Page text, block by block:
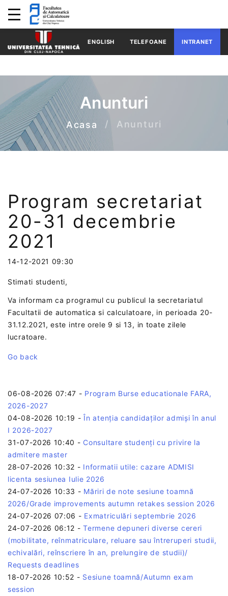
ENGLISH TELEFOANE INTRANET
Anunturi
Acasa Anunturi
Program secretariat
20-31 decembrie
2021
14-12-2021 09:30
Stimati studenti,
Va informam ca programul cu publicul la secretariatul
Facultatii de automatica si calculatoare, in perioada 20-
31.12.2021, este intre orele 9 si 13, in toate zilele
lucratoare.
Go back
06-08-2026 07:47 - Program Burse educationale FARA,
2026-2027
04-08-2026 10:19 -În atenția candidaților admiși în anul
I 2026-2027
31-07-2026 10:40 - Consultare studenți cu privire la
admitere master
28-07-2026 10:32 - Informatii utile: cazare ADMISI
licenta sesiunea Iulie 2026
24-07-2026 10:33 - Măriri de note sesiune toamnă
2026/Grade improvements autumn retakes session 2026
24-07-2026 07:06 - Exmatriculări septembrie 2026
24-07-2026 06:12 -Termene depuneri diverse cereri
(mobilitate, reînmatriculare, reluare sau întreruperi studii,
echivalări, reînscriere în an, prelungire de studii)/
Requests deadlines
18-07-2026 10:52 - Sesiune toamnă/Autumn exam
session